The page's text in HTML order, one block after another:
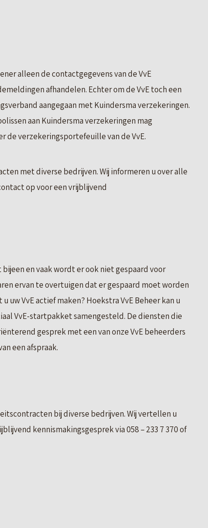
alleen de contactgegevens van de VvE
afhandelen. Echter om de VvE toch een
aangegaan met Kuindersma verzekeringen.
aan Kuindersma verzekeringen mag
de verzekeringsportefeuille van de VvE.
met diverse bedrijven. Wij informeren u over alle
op voor een vrijblijvend
en vaak wordt er ook niet gespaard voor
ervan te overtuigen dat er gespaard moet worden
VvE actief maken? Hoekstra VvE Beheer kan u
VvE-startpakket samengesteld. De diensten die
gesprek met een van onze VvE beheerders
een afspraak.
bij diverse bedrijven. Wij vertellen u
kennismakingsgesprek via 058 – 233 7 370 of